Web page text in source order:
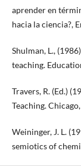
aprender en
hacia la ciencia?,
Shulman, L.,
teaching.
Travers, R. (Ed.)
Teaching.
Weininger, J. L.
semiotics of